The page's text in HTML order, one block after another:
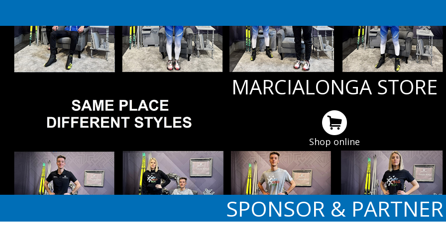
MARCIALONGA STORE
Shop online
SPONSOR & PARTNER